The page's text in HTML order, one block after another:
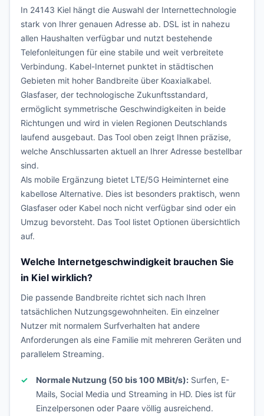
In 24143 Kiel hängt die Auswahl der Internettechnologie
stark von Ihrer genauen Adresse ab. DSL ist in nahezu
allen Haushalten verfügbar und nutzt bestehende
Telefonleitungen für eine stabile und weit verbreitete
Verbindung. Kabel-Internet punktet in städtischen
Gebieten mit hoher Bandbreite über Koaxialkabel.
Glasfaser, der technologische Zukunftsstandard,
ermöglicht symmetrische Geschwindigkeiten in beide
Richtungen und wird in vielen Regionen Deutschlands
laufend ausgebaut. Das Tool oben zeigt Ihnen präzise,
welche Anschlussarten aktuell an Ihrer Adresse bestellbar
sind.
Als mobile Ergänzung bietet LTE/5G Heiminternet eine
kabellose Alternative. Dies ist besonders praktisch, wenn
Glasfaser oder Kabel noch nicht verfügbar sind oder ein
Umzug bevorsteht. Das Tool listet Optionen übersichtlich
auf.
Welche Internetgeschwindigkeit brauchen Sie
in Kiel wirklich?
Die passende Bandbreite richtet sich nach Ihren
tatsächlichen Nutzungsgewohnheiten. Ein einzelner
Nutzer mit normalem Surfverhalten hat andere
Anforderungen als eine Familie mit mehreren Geräten und
parallelem Streaming.
Normale Nutzung (50 bis 100 MBit/s): Surfen, E-
Mails, Social Media und Streaming in HD. Dies ist für
Einzelpersonen oder Paare völlig ausreichend.